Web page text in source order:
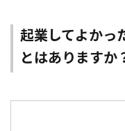
起業してよかっ
とはありますか